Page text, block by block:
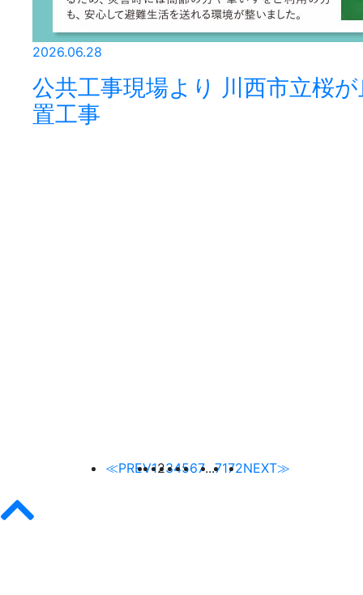
2026.06.28
公共工事現場より 川西市立桜
置工事
≪PREV1234567...7172NEXT≫